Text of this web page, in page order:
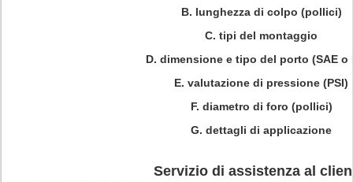
B. lunghezza di colpo (pollici)
C. tipi del montaggio
D. dimensione e tipo del porto (SAE o
E. valutazione di pressione (PSI)
F. diametro di foro (pollici)
G. dettagli di applicazione
Servizio di assistenza al